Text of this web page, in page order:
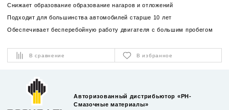
Снижает образование образование нагаров и отложений
Подходит для большинства автомобилей старше 10 лет
Обеспечивает бесперебойную работу двигателя с большим пробегом
В сравнение В избранное
Авторизованный дистрибьютор «РН-
Смазочные материалы»